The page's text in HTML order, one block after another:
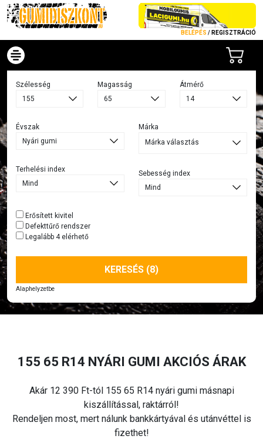
BELÉPÉS / REGISZTRÁCIÓ
Szélesség Magasság Átmérő
Évszak
Terhelési index
Márka
Márka választás
Sebesség index
Erősített kivitel
Defekttűrő rendszer
Legalább 4 elérhető
KERESÉS (8)
Alaphelyzetbe
155 65 R14 NYÁRI GUMI AKCIÓS ÁRAK
Akár 12 390 Ft-tól 155 65 R14 nyári gumi másnapi
kiszállítással, raktárról!
Rendeljen most, mert nálunk bankkártyával és utánvéttel is
fizethet!